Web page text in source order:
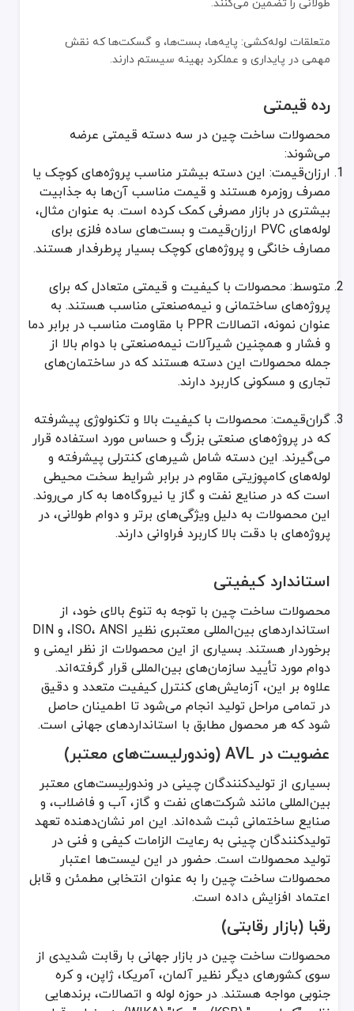
مثال محصول: به عنوان نمونه، برای لوله‌های PVC ساخت چین، وجود گواهی‌های استاندارد ISO و شماره سریال روی بسته‌بندی مشخص‌کننده اصالت است.
ساخت چین به عنوان یکی از پرچمداران تولید جهانی، در حوزه
متعلقات لوله‌کشی: پایه‌ها، بست‌ها، و گسکت‌ها که نقش
مهمی در پایداری و عملکرد بهینه سیستم دارند.
رده قیمتی
محصولات ساخت چین در سه دسته قیمتی عرضه
می‌شوند:
ارزان‌قیمت: این دسته بیشتر مناسب پروژه‌های کوچک یا
مصرف روزمره هستند و قیمت مناسب آن‌ها به جذابیت
بیشتری در بازار مصرفی کمک کرده است. به عنوان مثال،
لوله‌های PVC ارزان‌قیمت و بست‌های ساده فلزی برای
مصارف خانگی و پروژه‌های کوچک بسیار پرطرفدار هستند.
متوسط: محصولات با کیفیت و قیمتی متعادل که برای
پروژه‌های ساختمانی و نیمه‌صنعتی مناسب هستند. به
عنوان نمونه، اتصالات PPR با مقاومت مناسب در برابر دما
و فشار و همچنین شیرآلات نیمه‌صنعتی با دوام بالا از
جمله محصولات این دسته هستند که در ساختمان‌های
تجاری و مسکونی کاربرد دارند.
گران‌قیمت: محصولات با کیفیت بالا و تکنولوژی پیشرفته
که در پروژه‌های صنعتی بزرگ و حساس مورد استفاده قرار
می‌گیرند. این دسته شامل شیرهای کنترلی پیشرفته و
لوله‌های کامپوزیتی مقاوم در برابر شرایط سخت محیطی
است که در صنایع نفت و گاز یا نیروگاه‌ها به کار می‌روند.
این محصولات به دلیل ویژگی‌های برتر و دوام طولانی، در
پروژه‌های با دقت بالا کاربرد فراوانی دارند.
استاندارد کیفیتی
محصولات ساخت چین با توجه به تنوع بالای خود، از
استانداردهای بین‌المللی معتبری نظیر ISO، ANSI، و DIN
برخوردار هستند. بسیاری از این محصولات از نظر ایمنی و
دوام مورد تأیید سازمان‌های بین‌المللی قرار گرفته‌اند.
علاوه بر این، آزمایش‌های کنترل کیفیت متعدد و دقیق
در تمامی مراحل تولید انجام می‌شود تا اطمینان حاصل
شود که هر محصول مطابق با استانداردهای جهانی است.
عضویت در AVL (وندورلیست‌های معتبر)
بسیاری از تولیدکنندگان چینی در وندورلیست‌های معتبر
بین‌المللی مانند شرکت‌های نفت و گاز، آب و فاضلاب، و
صنایع ساختمانی ثبت شده‌اند. این امر نشان‌دهنده تعهد
تولیدکنندگان چینی به رعایت الزامات کیفی و فنی در
تولید محصولات است. حضور در این لیست‌ها اعتبار
محصولات ساخت چین را به عنوان انتخابی مطمئن و قابل
اعتماد افزایش داده است.
رقبا (بازار رقابتی)
محصولات ساخت چین در بازار جهانی با رقابت شدیدی از
سوی کشورهای دیگر نظیر آلمان، آمریکا، ژاپن، و کره
جنوبی مواجه هستند. در حوزه لوله و اتصالات، برندهایی